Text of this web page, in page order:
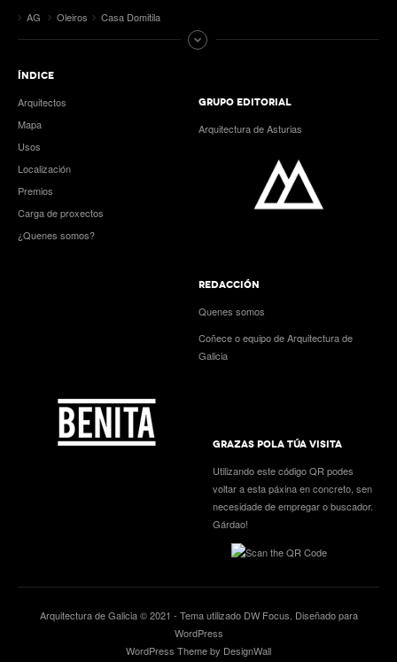
AG Oleiros Casa Domitila
ÍNDICE
Arquitectos
Mapa
Usos
Localización
Premios
Carga de proxectos
¿Quenes somos?
GRUPO EDITORIAL
Arquitectura de Asturias
REDACCIÓN
Quenes somos
Coñece o equipo de Arquitectura de
Galicia
GRAZAS POLA TÚA VISITA
Utilizando este código QR podes
voltar a esta páxina en concreto, sen
necesidade de empregar o buscador.
Gárdao!
Arquitectura de Galicia © 2021 - Tema utilizado DW Focus. Diseñado para
WordPress
WordPress Theme by DesignWall